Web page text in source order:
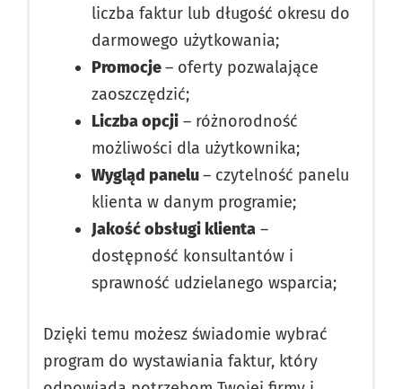
liczba faktur lub długość okresu do
darmowego użytkowania;
Promocje– oferty pozwalające
zaoszczędzić;
Liczba opcji – różnorodność
możliwości dla użytkownika;
Wygląd panelu– czytelność panelu
klienta w danym programie;
Jakość obsługi klienta –
dostępność konsultantów i
sprawność udzielanego wsparcia;
Dzięki temu możesz świadomie wybrać
program do wystawiania faktur, który